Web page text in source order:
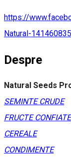
https://
Natural-
Despre
Natural Seeds
SEMINTE CRUDE
FRUCTE CONFIATE
CEREALE
CONDIMENTE